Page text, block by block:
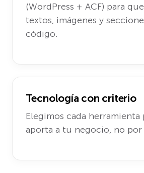
(WordPress + ACF) para
textos, imágenes y
código.
Tecnología con criterio
Elegimos cada
aporta a tu negocio, no por